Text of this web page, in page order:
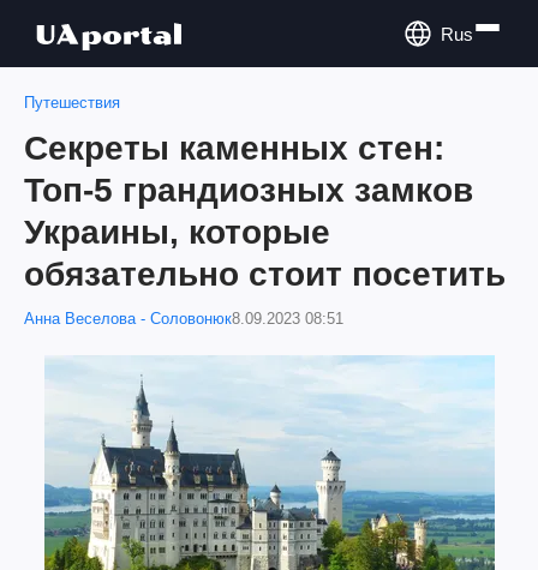
Rus
Путешествия
Секреты каменных стен:
Топ-5 грандиозных замков
Украины, которые
обязательно стоит посетить
Анна Веселова - Соловонюк8.09.2023 08:51